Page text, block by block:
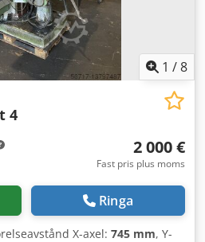
1 /8
4
2 000 €
Fast pris plus moms
Ringa
X-axel: 745 mm, Y-